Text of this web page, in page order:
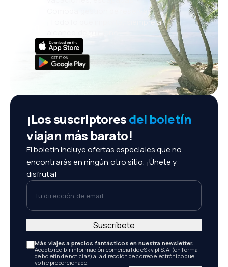
Cómoda gestión de reservas
¡Todo lo que importa, siempre al
¡Los suscriptoresdel boletín
viajan más barato!
El boletín incluye ofertas especiales que no
encontrarás en ningún otro sitio. ¡Únete y
disfruta!
Tu dirección de email
Más viajes a precios fantásticos en nuestra newsletter.
Acepto recibir información comercial de eSky.pl S.A. (en forma
de boletín de noticias) a la dirección de correo electrónico que
yo he proporcionado.
Suscríbete